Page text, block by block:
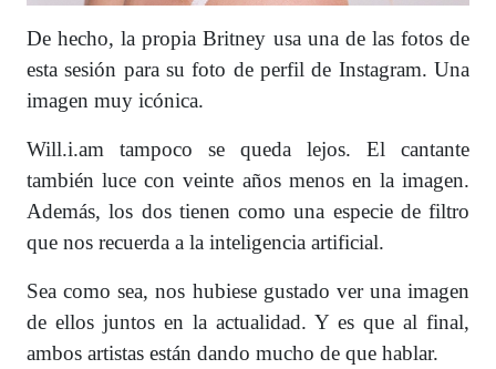
De hecho, la propia Britney usa una de las fotos de
esta sesión para su foto de perfil de Instagram. Una
imagen muy icónica.
Will.i.am tampoco se queda lejos. El cantante
también luce con veinte años menos en la imagen.
Además, los dos tienen como una especie de filtro
que nos recuerda a la inteligencia artificial.
Sea como sea, nos hubiese gustado ver una imagen
de ellos juntos en la actualidad. Y es que al final,
ambos artistas están dando mucho de que hablar.